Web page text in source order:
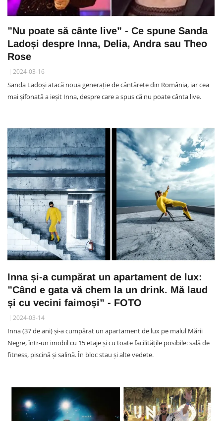
”Nu poate să cânte live” - Ce spune Sanda
Ladoși despre Inna, Delia, Andra sau Theo
Rose
2024-03-16
Sanda Ladoși atacă noua generație de cântărețe din România, iar cea
mai șifonată a ieșit Inna, despre care a spus că nu poate cânta live.
Inna și-a cumpărat un apartament de lux:
”Când e gata vă chem la un drink. Mă laud
și cu vecini faimoși” - FOTO
2024-03-14
Inna (37 de ani) și-a cumpărat un apartament de lux pe malul Mării
Negre, într-un imobil cu 15 etaje și cu toate facilitățile posibile: sală de
fitness, piscină și salină. În bloc stau și alte vedete.